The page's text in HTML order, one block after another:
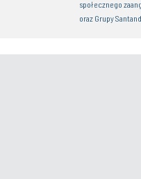
społecznego
oraz Grupy